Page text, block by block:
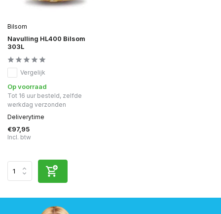
Bilsom
Navulling HL400 Bilsom
303L
Vergelijk
Op voorraad
Tot 16 uur besteld, zelfde
werkdag verzonden
Deliverytime
€97,95
Incl. btw